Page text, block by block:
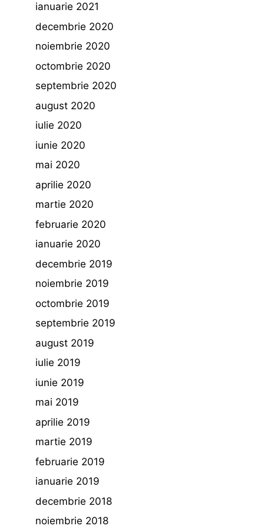
ianuarie 2021
decembrie 2020
noiembrie 2020
octombrie 2020
septembrie 2020
august 2020
iulie 2020
iunie 2020
mai 2020
aprilie 2020
martie 2020
februarie 2020
ianuarie 2020
decembrie 2019
noiembrie 2019
octombrie 2019
septembrie 2019
august 2019
iulie 2019
iunie 2019
mai 2019
aprilie 2019
martie 2019
februarie 2019
ianuarie 2019
decembrie 2018
noiembrie 2018